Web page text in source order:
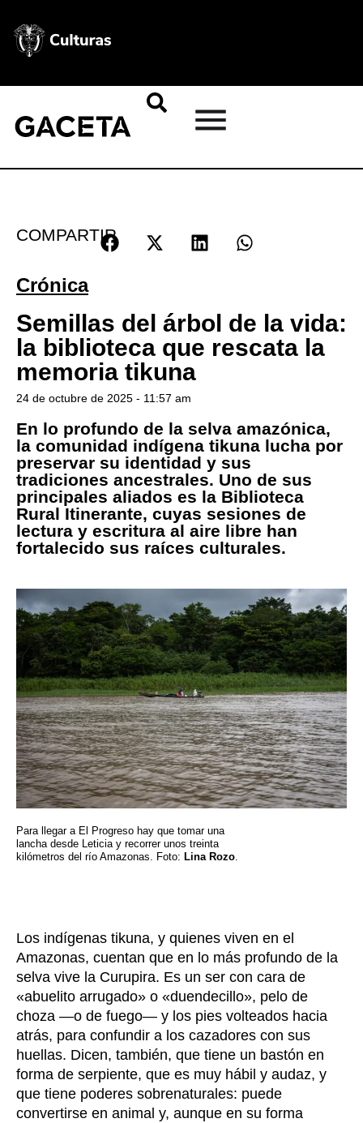
COMPARTIR
Crónica
Semillas del árbol de la vida:
la biblioteca que rescata la
memoria tikuna
24 de octubre de 2025 - 11:57 am
En lo profundo de la selva amazónica,
la comunidad indígena tikuna lucha por
preservar su identidad y sus
tradiciones ancestrales. Uno de sus
principales aliados es la Biblioteca
Rural Itinerante, cuyas sesiones de
lectura y escritura al aire libre han
fortalecido sus raíces culturales.
Para llegar a El Progreso hay que tomar una
lancha desde Leticia y recorrer unos treinta
kilómetros del río Amazonas. Foto: Lina Rozo.
Los indígenas tikuna, y quienes viven en el
Amazonas, cuentan que en lo más profundo de la
selva vive la Curupira. Es un ser con cara de
«abuelito arrugado» o «duendecillo», pelo de
choza —o de fuego— y los pies volteados hacia
atrás, para confundir a los cazadores con sus
huellas. Dicen, también, que tiene un bastón en
forma de serpiente, que es muy hábil y audaz, y
que tiene poderes sobrenaturales: puede
convertirse en animal y, aunque en su forma